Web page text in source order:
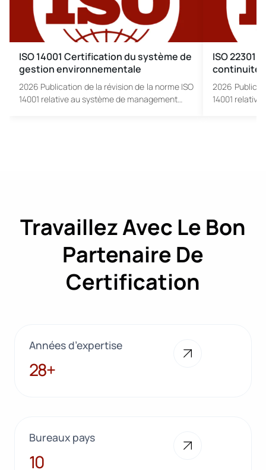
ISO 14001 Certification du système de
gestion environnementale
2026 Publication de la révision de la norme ISO
14001 relative au système de management…
ISO 22301
continuité
2026
14001
Travaillez Avec Le Bon
Partenaire De
Certification
Années d’expertise
28+
28+
Bureaux pays
10
10